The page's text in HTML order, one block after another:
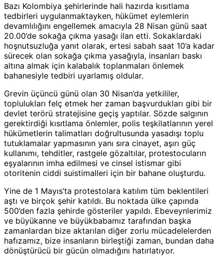
Bazı Kolombiya şehirlerinde hali hazırda kısıtlama
tedbirleri uygulanmaktayken, hükümet eylemlerin
devamlılığını engellemek amacıyla 28 Nisan günü saat
20.00’de sokağa çıkma yasağı ilan etti. Sokaklardaki
hoşnutsuzluğa yanıt olarak, ertesi sabah saat 10’a kadar
sürecek olan sokağa çıkma yasağıyla, insanları baskı
altına almak için kalabalık toplanmaları önlemek
bahanesiyle tedbiri uyarlamış oldular.
Grevin üçüncü günü olan 30 Nisan’da yetkililer,
toplulukları felç etmek her zaman başvurdukları gibi bir
devlet terörü stratejisine geçiş yaptılar. Sözde salgının
gerektirdiği kısıtlama önlemler, polis teşkilatlarının yerel
hükümetlerin talimatları doğrultusunda yasadışı toplu
tutuklamalar yapmasının yanı sıra cinayet, aşırı güç
kullanımı, tehditler, rastgele gözaltılar, protestocuların
eşyalarının imha edilmesi ve cinsel istismar gibi
otoritenin ciddi suistimalleri için bir bahane oluşturdu.
Yine de 1 Mayıs’ta protestolara katılım tüm beklentileri
aştı ve birçok şehir katıldı. Bu noktada ülke çapında
500’den fazla şehirde gösteriler yapıldı. Ebeveynlerimiz
ve büyükanne ve büyükbabamız tarafından başka
zamanlardan bize aktarılan diğer zorlu mücadelelerden
hafızamız, bize insanların birleştiği zaman, bundan daha
dönüştürücü bir gücün olmadığını hatırlatıyor.